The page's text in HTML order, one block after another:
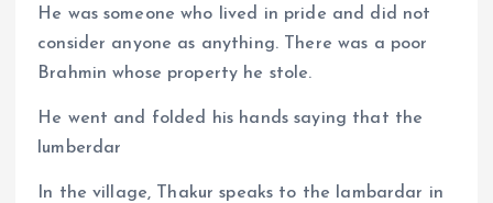
He was someone who lived in pride and did not
consider anyone as anything. There was a poor
Brahmin whose property he stole.
He went and folded his hands saying that the
lumberdar
In the village, Thakur speaks to the lambardar in